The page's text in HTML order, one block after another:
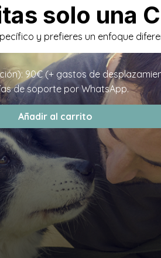
solo una
y prefieres un enfoque
90€ (+ gastos de
de soporte por WhatsApp.
Añadir al carrito